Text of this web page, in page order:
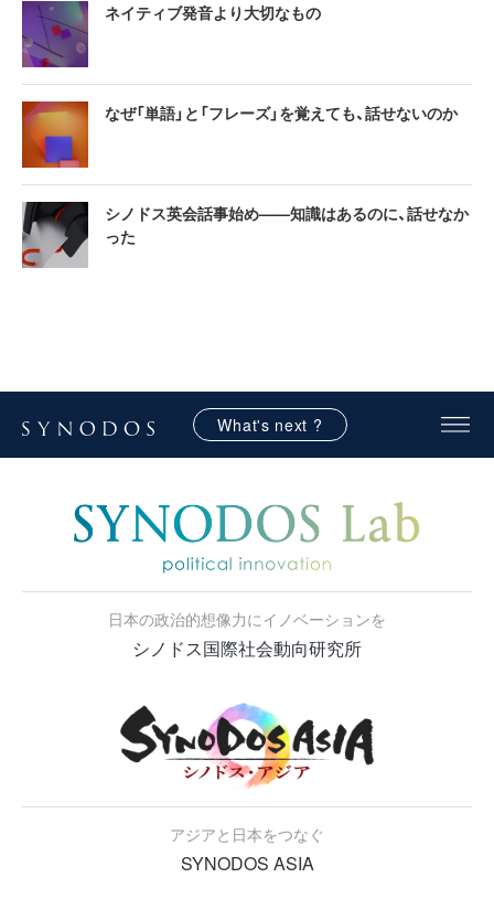
ネイティブ発音より大切なもの
なぜ「単語」と「フレーズ」を覚えても、話せないのか
シノドス英会話事始め——知識はあるのに、話せなか
った
What's next ?
日本の政治的想像力にイノベーションを
シノドス国際社会動向研究所
アジアと日本をつなぐ
SYNODOS ASIA